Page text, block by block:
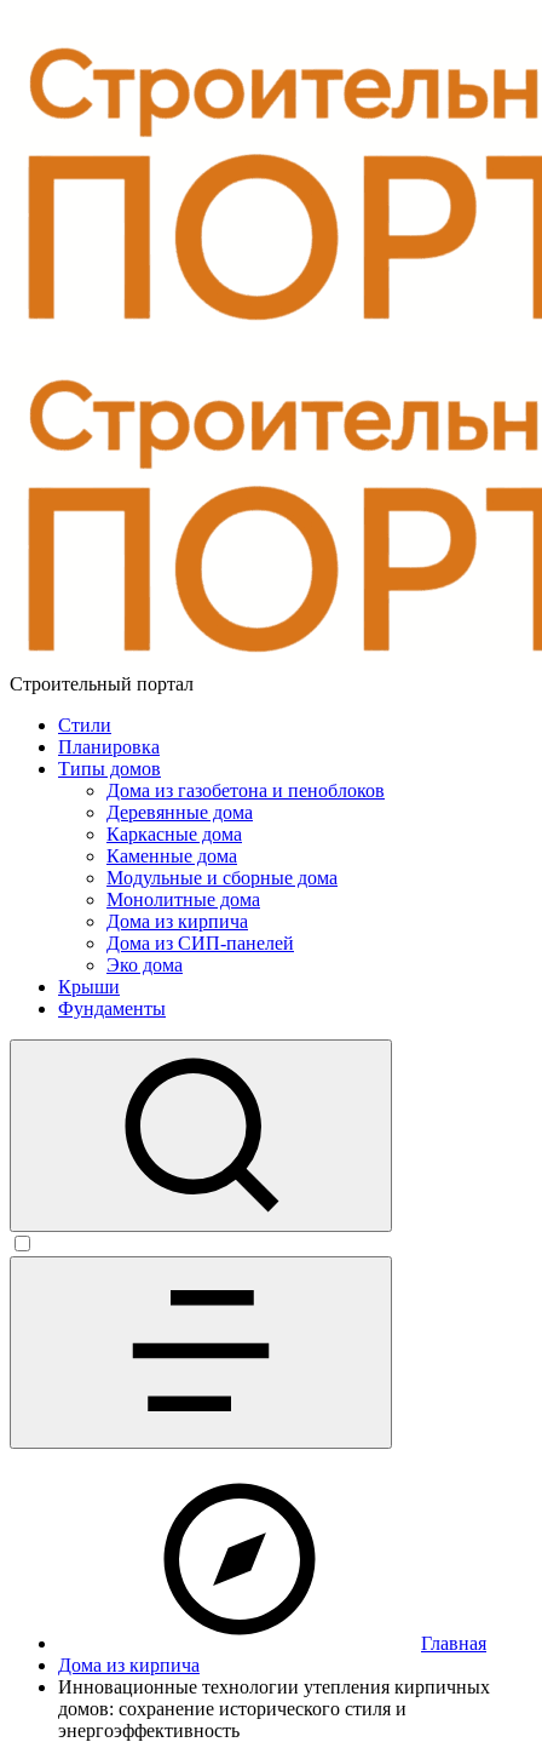
Строительный портал
Стили
Планировка
Типы домов
Дома из газобетона и пеноблоков
Деревянные дома
Каркасные дома
Каменные дома
Модульные и сборные дома
Монолитные дома
Дома из кирпича
Дома из СИП-панелей
Эко дома
Крыши
Фундаменты
Главная
Дома из кирпича
Инновационные технологии утепления кирпичных
домов: сохранение исторического стиля и
энергоэффективность